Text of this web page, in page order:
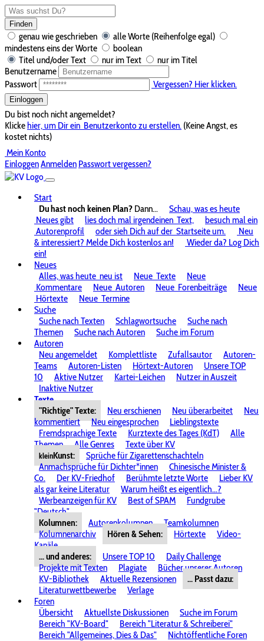
Finden
genau wie geschrieben
alle Worte (Reihenfolge egal)
mindestens eins der Worte
boolean
Titel und/oder Text
nur im Text
nur im Titel
Benutzername
Passwort
Vergessen? Hier klicken.
Einloggen
Du bist noch nicht angemeldet?
Klickehier, um Dir ein Benutzerkonto zu erstellen. (Keine Angst, es
kostet nichts)
Mein Konto
EinloggenAnmelden Passwort vergessen?
Start
Du hast noch keinen Plan? Dann...
Schau, was es heute
Neues gibt
lies doch mal irgendeinen Text,
besuch mal ein
Autorenprofil
oder sieh Dich auf der Startseite um.
Neu
& interessiert? Melde Dich kostenlos an!
Wieder da? Log Dich
ein!
Neues
Alles, was heute neu ist Neue Texte
Neue
Kommentare
Neue Autoren Neue Forenbeiträge
Neue
Hörtexte
Neue Termine
Suche
Suche nach Texten
Schlagwortsuche
Suche nach
Themen
Suche nach Autoren
Suche im Forum
Autoren
Neu angemeldet
Komplettliste Zufallsautor
Autoren-
Teams
Autoren-Listen Hörtext-Autoren
Unsere TOP
10
Aktive Nutzer Kartei-Leichen
Nutzer in Auszeit
Inaktive Nutzer
Texte
"Richtige" Texte:
Neu erschienen Neu überarbeitet
Neu
kommentiert
Neu eingesprochen
Lieblingstexte
Fremdsprachige Texte
Kurztexte des Tages (KdT)
Alle
Themen
Alle Genres Texte über KV
kleinKunst:
Sprüche für Zigarettenschachteln
Anmachsprüche für Dichter*innen
Chinesische Minister &
Co.
Der KV-Friedhof Berühmte letzte Worte
Lieber KV
als gar keine Literatur
Warum heißt es eigentlich...?
Werbeanzeigen für KV
Best of SPAM
Fundgrube
"Deutsch"
Kolumnen:
Autorenkolumnen
Teamkolumnen
Kolumnenarchiv
Hören & Sehen: Hörtexte
Video-
Kanäle
... und anderes:
Unsere TOP 10
Daily Challenge
Projekte mit Texten
Plagiate
Bücher unserer Autoren
KV-Bibliothek
Aktuelle Rezensionen
... Passt dazu:
Literaturwettbewerbe
Verlage
Foren
Übersicht
Aktuellste Diskussionen
Suche im Forum
Bereich "KV-Board"
Bereich "Literatur & Schreiberei"
Bereich "Allgemeines, Dies & Das"
Nichtöffentliche Foren